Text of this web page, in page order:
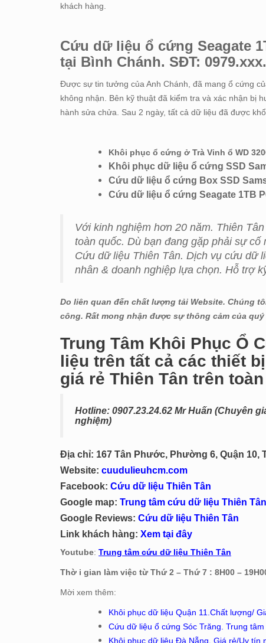
khách hàng.
Cứu dữ liệu ổ cứng Seagate
tại Bình Chánh. SĐT:
Được sự tin tưởng của Anh Chánh, đã mang ổ cứng
không nhận. Bên kỹ thuật đã kiểm tra và xác nhận bị
hành sửa chửa. Sau 2 ngày, tất cả dữ liệu đã được
Khôi phục ổ cứng ở Trà Vinh ổ WD
Khôi phục dữ liệu ổ cứng SSD
Cứu dữ liệu ổ cứng Box SSD
Cứu dữ liệu ổ cứng Seagate 1TB
Với kinh nghiệm hơn 20 năm. Thiên
toàn quốc. Dù bạn đang gặp phải sự
Cứu dữ liệu Thiên Tân. Dịch vụ cứu dữ
nhân & doanh nghiệp lựa chọn. Hỗ trợ
Do liên quan đến chất lượng tải Website. Chúng
công. Rất mong nhận được sự thông cảm của quý
Trung Tâm Khôi Phục Ổ
liệu trên tất cả các thiết
giá rẻ Thiên Tân trên
Hotline: 0907.23.24.62 Mr Huấn (Chuyên
nghiệm)
Địa chỉ: 167 Tân Phước, Phường 6, Quận 10,
Website: cuudulieuhcm.com
Facebook: Cứu dữ liệu Thiên Tân
Google map: Trung tâm cứu dữ liệu Thiên Tân
Google Reviews: Cứu dữ liệu Thiên Tân
Link khách hàng: Xem tại đây
Youtube: Trung tâm cứu dữ liệu Thiên Tân
Thờ i gian làm việc từ Thứ 2 – Thứ 7 : 8H00 –
Mời xem thêm:
Khôi phục dữ liệu Quận 11. Chất lượng/
Cứu dữ liệu ổ cứng Sóc Trăng. Trung
Khôi phục dữ liệu Đà Nẵng. Giá rẻ/Uy tín